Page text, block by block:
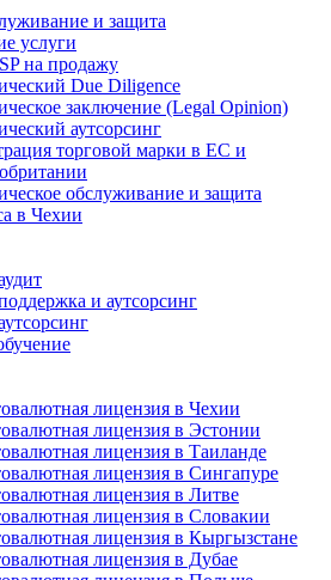
и защита
услуги
на продажу
Due Diligence
заключение (Legal Opinion)
аутсорсинг
торговой марки в ЕС и
обслуживание и защита
в Чехии
и аутсорсинг
лицензия в Чехии
лицензия в Эстонии
лицензия в Таиланде
лицензия в Сингапуре
лицензия в Литве
лицензия в Словакии
лицензия в Кыргызстане
лицензия в Дубае